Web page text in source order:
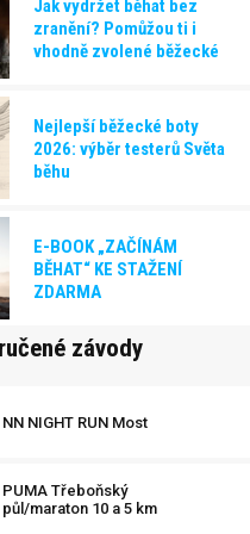
Jak vydržet běhat bez
zranění? Pomůžou ti i
vhodně zvolené běžecké
Nejlepší běžecké boty
2026: výběr testerů Světa
běhu
E-BOOK „ZAČÍNÁM
BĚHAT“ KE STAŽENÍ
ZDARMA
závody
NN NIGHT RUN Most
PUMA Třeboňský
půl/maraton 10 a 5 km